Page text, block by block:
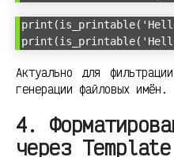
Актуально для
генерации файловых имён.
4.
через Template